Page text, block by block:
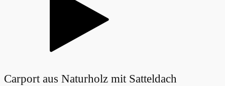
Carport aus Naturholz mit Satteldach